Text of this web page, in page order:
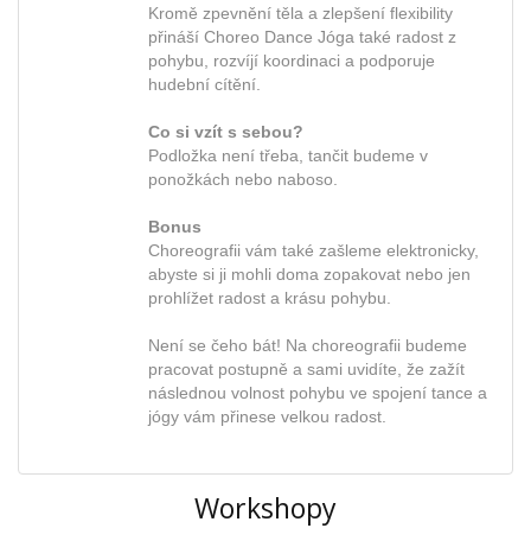
Kromě zpevnění těla a zlepšení flexibility
přináší Choreo Dance Jóga také radost z
pohybu, rozvíjí koordinaci a podporuje
hudební cítění.
Co si vzít s sebou?
Podložka není třeba, tančit budeme v
ponožkách nebo naboso.
Bonus
Choreografii vám také zašleme elektronicky,
abyste si ji mohli doma zopakovat nebo jen
prohlížet radost a krásu pohybu.
Není se čeho bát! Na choreografii budeme
pracovat postupně a sami uvidíte, že zažít
následnou volnost pohybu ve spojení tance a
jógy vám přinese velkou radost.
Workshopy